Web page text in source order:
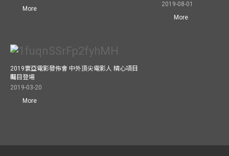
More
2019-08-01
More
2019寰亞電影發佈會 中外頂尖電影人 精心項目
矚目登場
2019-03-20
More